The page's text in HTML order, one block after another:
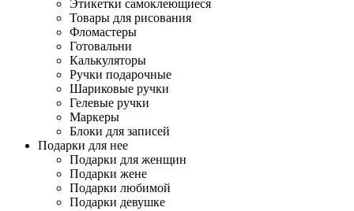
Этикетки самоклеющиеся
Товары для рисования
Фломастеры
Готовальни
Калькуляторы
Ручки подарочные
Шариковые ручки
Гелевые ручки
Маркеры
Блоки для записей
Подарки для нее
Подарки для женщин
Подарки жене
Подарки любимой
Подарки девушке